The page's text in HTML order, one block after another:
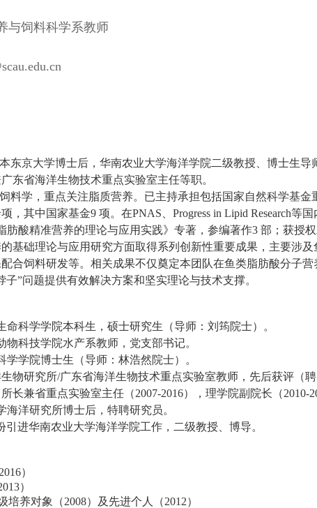
与饲料科学系教师
东京大学博士后，华南农业大学海洋学院二级教授、博士生
东省海洋生物技术重点实验室主任等职。
料学，重点关注脂质营养。已主持承担包括国家自然科学基
，其中国家基金9 项。在PNAS、Progress in Lipid Research
肪酸精准营养的理论与应用实践》专著，参编著作3 部；获授
基础理论与应用研究方面取得系列创新性重要成果，主要涉及
合饲料研发等。相关成果不仅奠定本团队在鱼类脂肪酸分子
”问题提供有效解决方案和坚实理论与技术支撑。
命科学学院本科生，硕士研究生（导师：刘筠院士）。
物科技学院水产系教师，党支部书记。
学学院博士生（导师：林浩然院士）。
生物研究所/广东省海洋生物技术重点实验室教师，先后获评（
长兼省重点实验室主任（2007-2016），理学院副院长（2010-
海洋研究所博士后，特聘研究员。
引进华南农业大学海洋学院工作，二级教授、博导。
2016）
）
培养对象（2008）及先进个人（2012）